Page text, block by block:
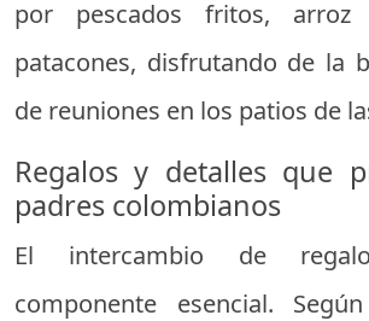
por pescados fritos,
patacones, disfrutando de la
de reuniones en los patios de
Regalos y detalles que
padres colombianos
El intercambio de
componente esencial.